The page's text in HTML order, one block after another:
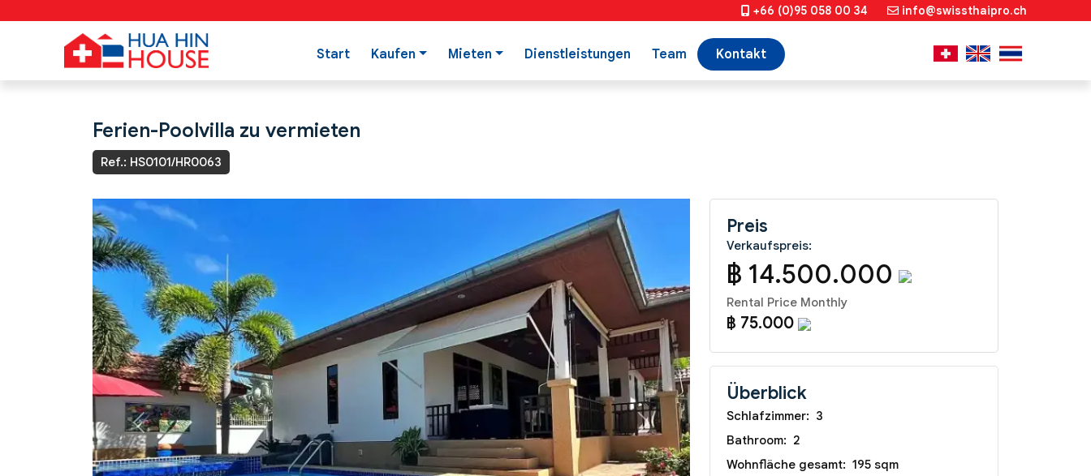
+66 (0)95 058 00 34 info@swissthaipro.ch
Start Kaufen Mieten Dienstleistungen Team Kontakt
Ferien-Poolvilla zu vermieten
Ref.: HS0101/HR0063
Previous Next
Preis
Verkaufspreis:
฿ 14.500.000
Rental Price Monthly
฿ 75.000
Überblick
Schlafzimmer: 3
Bathroom: 2
Wohnfläche gesamt: 195 sqm